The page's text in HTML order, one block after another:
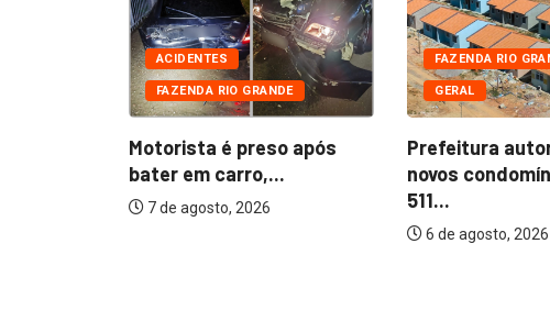
ACIDENTES
FAZENDA RIO GRANDE
Motorista é preso após
bater em carro,...
7 de agosto, 2026
FAZENDA RIO
GERAL
Prefeitura
novos
511...
6 de agosto, 2026